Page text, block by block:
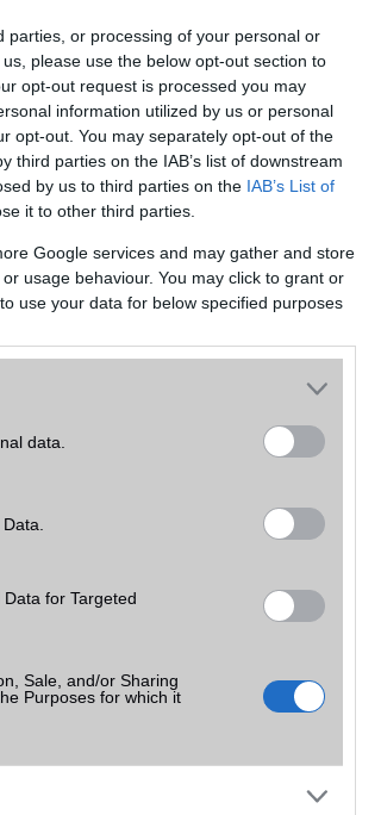
parties, or processing of your personal or
please use the below opt-out section to
opt-out request is processed you may
information utilized by us or personal
opt-out. You may separately opt-out of the
third parties on the IAB’s list of downstream
by us to third parties on the IAB’s List of
it to other third parties.
Google services and may gather and store
usage behaviour. You may click to grant or
use your data for below specified purposes
data.
for Targeted
Sale, and/or Sharing
Purposes for which it